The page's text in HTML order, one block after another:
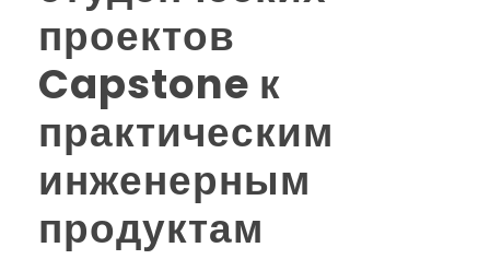
проектов
Capstone к
практическим
инженерным
продуктам